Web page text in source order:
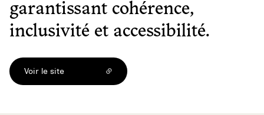
garantissant cohérence,
inclusivité et accessibilité.
Voir le site